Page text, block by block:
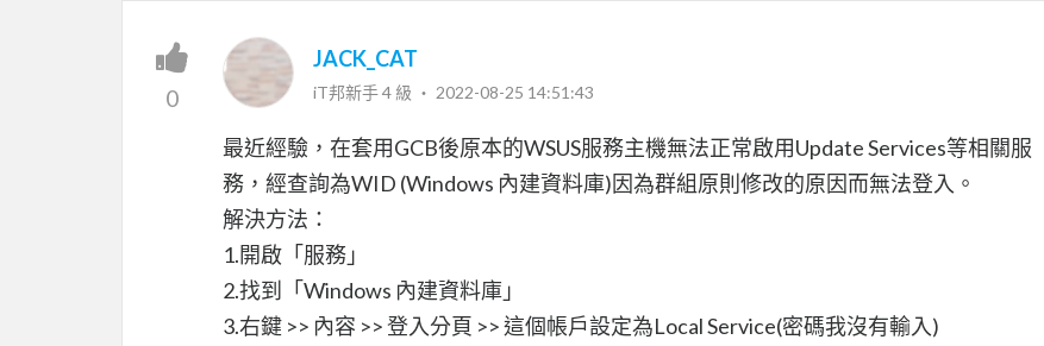
0
JACK_CAT
iT邦新手 4 級 ‧ 2022-08-25 14:51:43
最近經驗，在套用GCB後原本的WSUS服務主機無法正常啟用Update Services等相關服
務，經查詢為WID (Windows 內建資料庫)因為群組原則修改的原因而無法登入。
解決方法：
1.開啟「服務」
2.找到「Windows 內建資料庫」
3.右鍵 >> 內容 >> 登入分頁 >> 這個帳戶設定為Local Service(密碼我沒有輸入)